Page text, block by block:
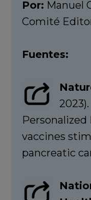
Por: Manuel
Comité
Fuentes:
2023).
Personalized
vaccines
pancreatic